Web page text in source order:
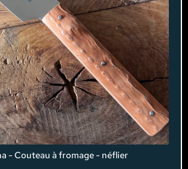
- Couteau à fromage - néflier